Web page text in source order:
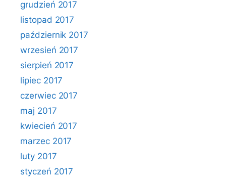
grudzień 2017
listopad 2017
październik 2017
wrzesień 2017
sierpień 2017
lipiec 2017
czerwiec 2017
maj 2017
kwiecień 2017
marzec 2017
luty 2017
styczeń 2017